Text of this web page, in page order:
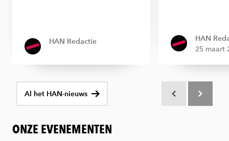
HAN Redactie
HAN
25 maart
Al het HAN-nieuws
ONZE EVENEMENTEN